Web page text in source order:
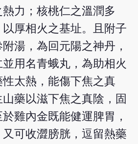
力；核桃仁之溫潤多
厚相火之基址。且附子
湯，為回元陽之神丹，
用名青蛾丸，為助相火
太熱，能傷下焦之真
藥以滋下焦之真陰，固
雞內金既能健運脾胃，
可收澀膀胱，逗留熱藥